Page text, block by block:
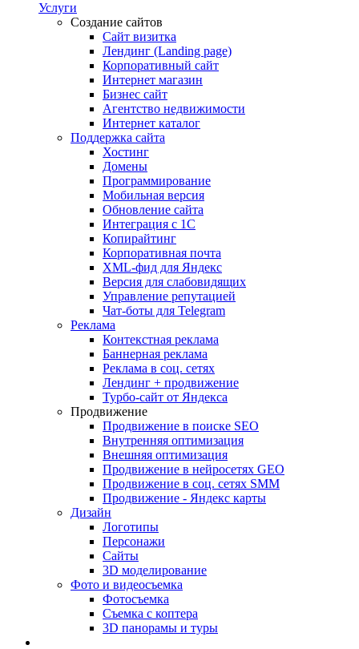
Услуги
Создание сайтов
Сайт визитка
Лендинг (Landing page)
Корпоративный сайт
Интернет магазин
Бизнес сайт
Агентство недвижимости
Интернет каталог
Поддержка сайта
Хостинг
Домены
Программирование
Мобильная версия
Обновление сайта
Интеграция с 1С
Копирайтинг
Корпоративная почта
XML-фид для Яндекс
Версия для слабовидящих
Управление репутацией
Чат-боты для Telegram
Реклама
Контекстная реклама
Баннерная реклама
Реклама в соц. сетях
Лендинг + продвижение
Турбо-сайт от Яндекса
Продвижение
Продвижение в поиске SEO
Внутренняя оптимизация
Внешняя оптимизация
Продвижение в нейросетях GEO
Продвижение в соц. сетях SMM
Продвижение - Яндекс карты
Дизайн
Логотипы
Персонажи
Сайты
3D моделирование
Фото и видеосъемка
Фотосъемка
Съемка с коптера
3D панорамы и туры